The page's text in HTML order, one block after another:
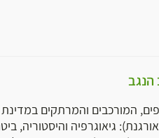
הנגב
המורכבים והמרתקים
גיאוגרפיה והיסטוריה,